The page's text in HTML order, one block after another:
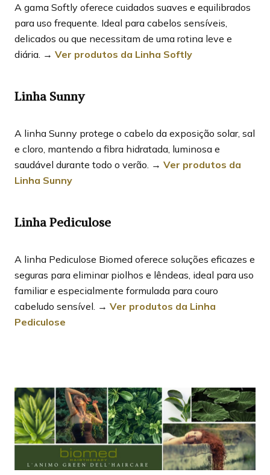
A gama Softly oferece cuidados suaves e equilibrados
para uso frequente. Ideal para cabelos sensíveis,
delicados ou que necessitam de uma rotina leve e
diária. → Ver produtos da Linha Softly
Linha Sunny
A linha Sunny protege o cabelo da exposição solar, sal
e cloro, mantendo a fibra hidratada, luminosa e
saudável durante todo o verão. → Ver produtos da
Linha Sunny
Linha Pediculose
A linha Pediculose Biomed oferece soluções eficazes e
seguras para eliminar piolhos e lêndeas, ideal para uso
familiar e especialmente formulada para couro
cabeludo sensível. → Ver produtos da Linha
Pediculose